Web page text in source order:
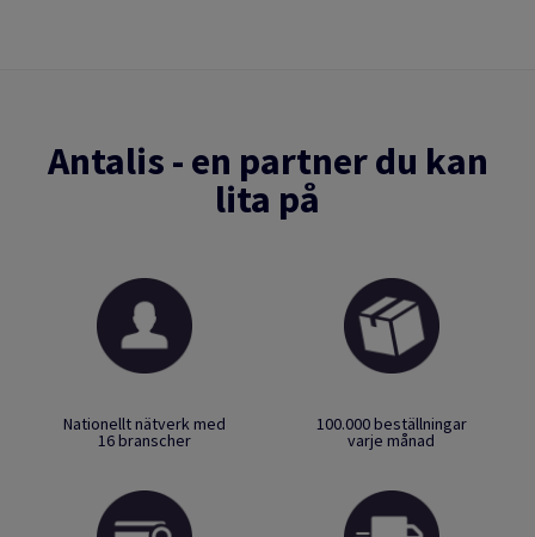
Antalis - en partner du kan
lita på
Nationellt nätverk med
16 branscher
100.000 beställningar
varje månad